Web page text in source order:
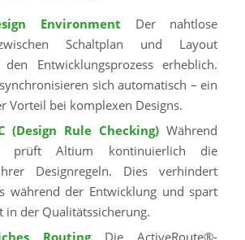
Environment Der nahtlose
Schaltplan und Layout
den Entwicklungsprozess erheblich.
sich automatisch – ein
Vorteil bei komplexen Designs.
(Design Rule Checking) Während
prüft Altium kontinuierlich die
Designregeln. Dies verhindert
während der Entwicklung und spart
in der Qualitätssicherung.
RoutingDie ActiveRoute®-